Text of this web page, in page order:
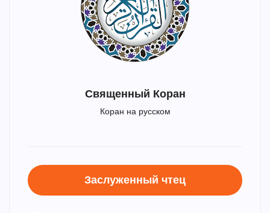
Священный Коран
Коран на русском
Заслуженный чтец